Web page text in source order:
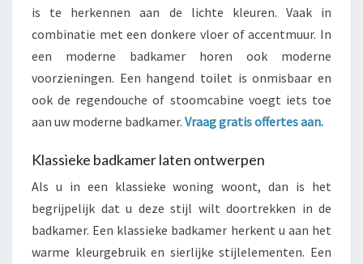
is te herkennen aan de lichte kleuren. Vaak in
combinatie met een donkere vloer of accentmuur. In
een moderne badkamer horen ook moderne
voorzieningen. Een hangend toilet is onmisbaar en
ook de regendouche of stoomcabine voegt iets toe
aan uw moderne badkamer. Vraag gratis offertes aan.
Klassieke badkamer laten ontwerpen
Als u in een klassieke woning woont, dan is het
begrijpelijk dat u deze stijl wilt doortrekken in de
badkamer. Een klassieke badkamer herkent u aan het
warme kleurgebruik en sierlijke stijlelementen. Een